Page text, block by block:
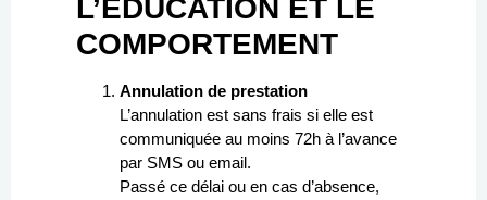
L’ÉDUCATION ET LE
COMPORTEMENT
Annulation de prestation
L’annulation est sans frais si elle est
communiquée au moins 72h à l’avance
par SMS ou email.
Passé ce délai ou en cas d’absence,